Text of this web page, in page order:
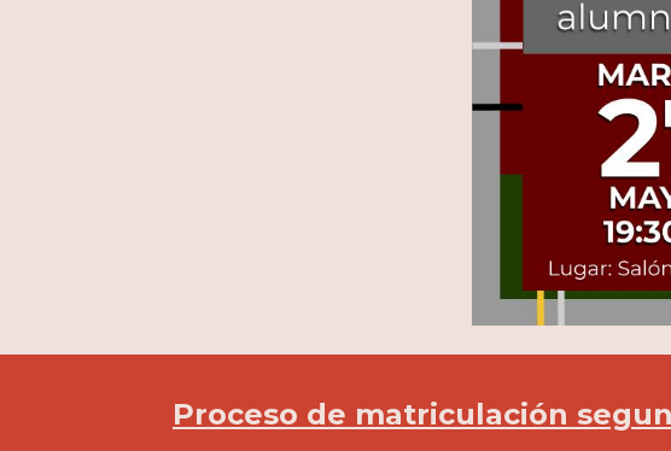
Proceso de matriculación